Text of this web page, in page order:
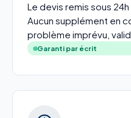
Le devis remis sous
Aucun supplément en
problème imprévu,
Garanti par écrit